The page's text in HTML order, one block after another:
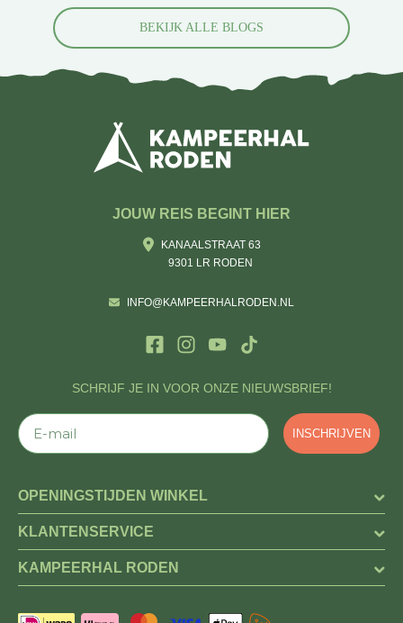
BEKIJK ALLE BLOGS
SCHRIJF JE IN VOOR ONZE NIEUWSBRIEF!
E-mail
INSCHRIJVEN
JOUW REIS BEGINT HIER
KANAALSTRAAT 63
9301 LR RODEN
INFO@KAMPEERHALRODEN.NL
OPENINGSTIJDEN WINKEL
KLANTENSERVICE
KAMPEERHAL RODEN